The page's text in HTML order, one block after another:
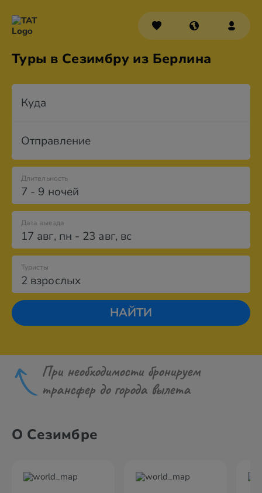
Туры в Сезимбру из Берлина
Куда
Отправление
7 - 9 ночей
Длительность
Дата выезда
17 авг, пн - 23 авг, вс
2 взрослых
Туристы
НАЙТИ
При необходимости бронируем
трансфер до города вылета
О Сезимбре